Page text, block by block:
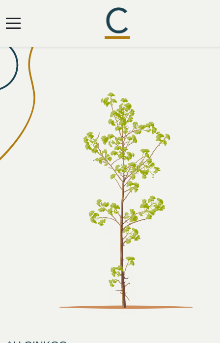
Mobile Menu Toggle